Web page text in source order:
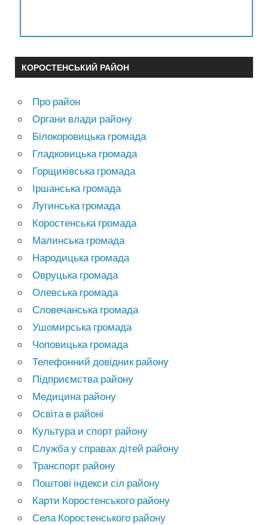
КОРОСТЕНСЬКИЙ РАЙОН
Про район
Органи влади району
Білокоровицька громада
Гладковицька громада
Горщиківська громада
Іршанська громада
Лугинська громада
Коростенська громада
Малинська громада
Народицька громада
Овруцька громада
Олевська громада
Словечанська громада
Ушомирська громада
Чоповицька громада
Телефонний довідник району
Підприємства району
Медицина району
Освіта в районі
Культура и спорт району
Служба у справах дітей району
Транспорт району
Поштові індекси сіл району
Карти Коростенського району
Села Коростенського району